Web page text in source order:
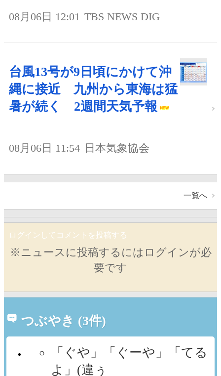
08月06日 12:01 TBS NEWS DIG
台風13号が9日頃にかけて沖
縄に接近 九州から東海は猛
暑が続く 2週間天気予報
08月06日 11:54 日本気象協会
一覧へ
ログインしてコメントを投稿する
※ニュースに投稿するにはログインが必
要です
つぶやき (3件)
「ぐや」「ぐーや」「てる
よ」(違ぅ